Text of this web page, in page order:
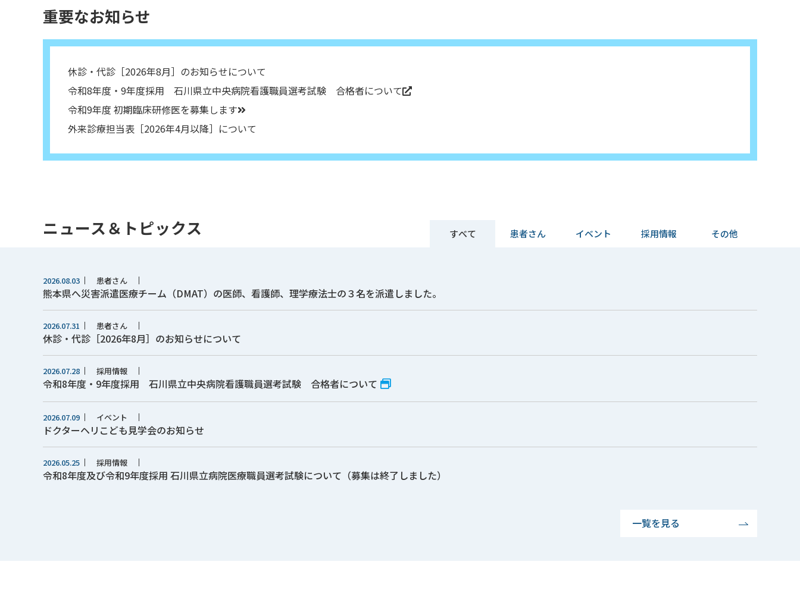
重要なお知らせ
休診・代診［2026年8月］のお知らせについて
令和8年度・9年度採用 石川県立中央病院看護職員選考試験 合格者について
令和9年度 初期臨床研修医を募集します
外来診療担当表［2026年4月以降］について
ニュース＆トピックス すべて 患者さん イベント 採用情報 その他
2026.08.03 患者さん
熊本県へ災害派遣医療チーム（DMAT）の医師、看護師、理学療法士の３名を派遣しました。
2026.07.31 患者さん
休診・代診［2026年8月］のお知らせについて
2026.07.28 採用情報
令和8年度・9年度採用 石川県立中央病院看護職員選考試験 合格者について
2026.07.09 イベント
ドクターヘリこども見学会のお知らせ
2026.05.25 採用情報
令和8年度及び令和9年度採用 石川県立病院医療職員選考試験について（募集は終了しました）
一覧を見る